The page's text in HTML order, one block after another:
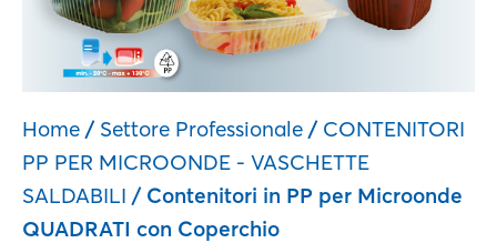
Home / Settore Professionale / CONTENITORI
PP PER MICROONDE - VASCHETTE
SALDABILI / Contenitori in PP per Microonde
QUADRATI con Coperchio